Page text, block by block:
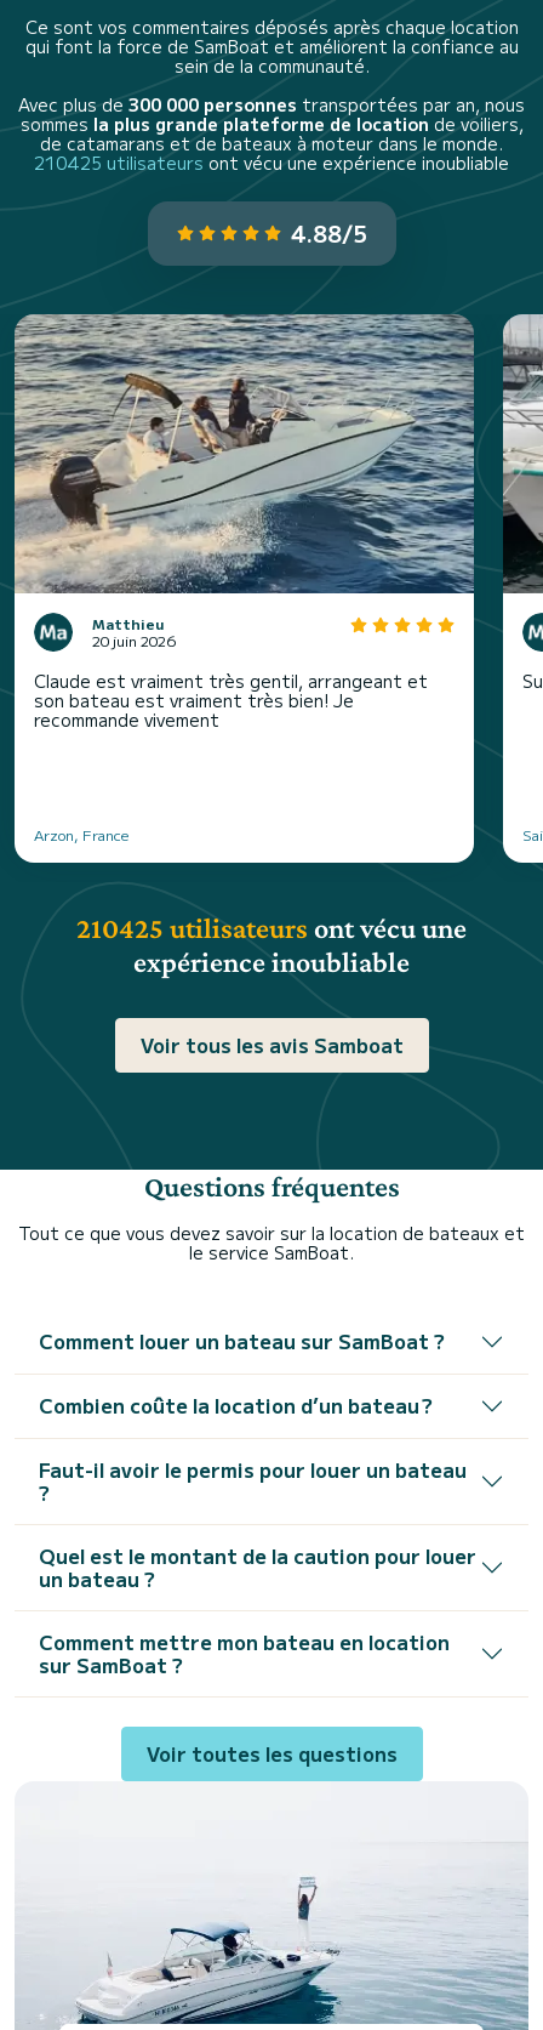
Ce sont vos commentaires déposés après chaque location
qui font la force de SamBoat et améliorent la confiance au
sein de la communauté.
Avec plus de300 000 personnes transportées par an, nous
sommes la plus grande plateforme de location de voiliers,
de catamarans et de bateaux à moteur dans le monde.
210425 utilisateurs ont vécu une expérience inoubliable
4.88/5
Matthieu
20 juin 2026
Claude est vraiment très gentil, arrangeant et
son bateau est vraiment très bien! Je
recommande vivement
Arzon, France
210425 utilisateurs ont vécu une
expérience inoubliable
Voir tous les avis Samboat
Questions fréquentes
Tout ce que vous devez savoir sur la location de bateaux et
le service SamBoat.
Comment louer un bateau sur SamBoat ?
Combien coûte la location d’un bateau ?
Faut-il avoir le permis pour louer un bateau
?
Quel est le montant de la caution pour louer
un bateau ?
Comment mettre mon bateau en location
sur SamBoat ?
Voir toutes les questions